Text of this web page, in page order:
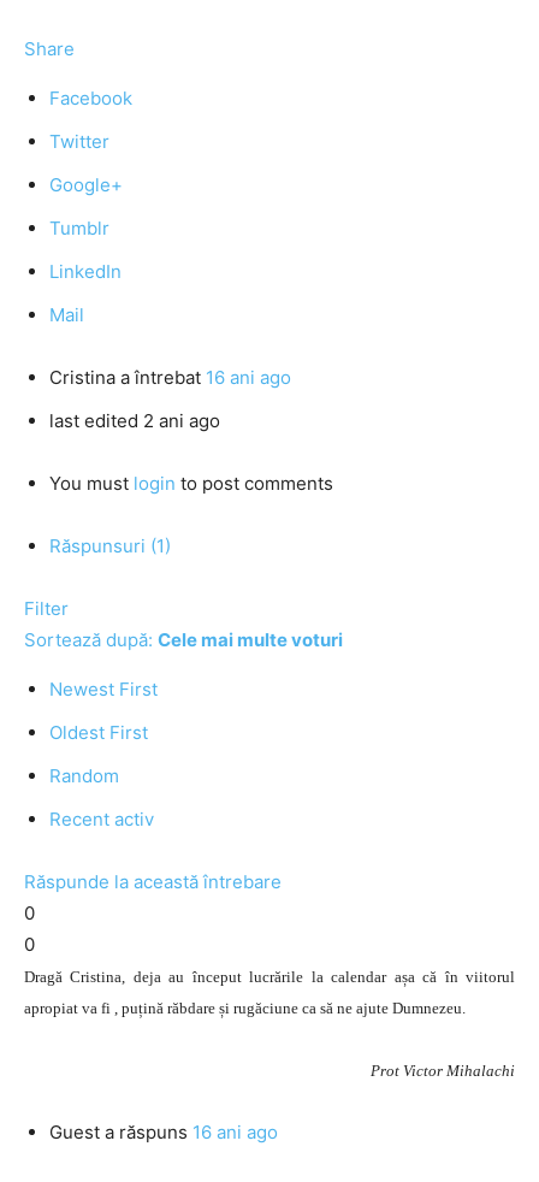
Share
Facebook
Twitter
Google+
Tumblr
LinkedIn
Mail
Cristina a întrebat 16 ani ago
last edited 2 ani ago
You must login to post comments
Răspunsuri (1)
Filter
Sortează după: Cele mai multe voturi
Newest First
Oldest First
Random
Recent activ
Răspunde la această întrebare
0
0
Dragă Cristina, deja au început lucrările la calendar așa că în viitorul
apropiat va fi , puțină răbdare și rugăciune ca să ne ajute Dumnezeu.
Prot Victor Mihalachi
Guest a răspuns 16 ani ago